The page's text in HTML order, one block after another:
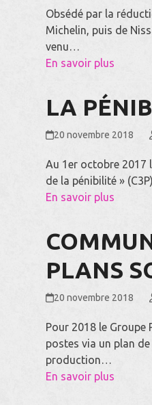
Obsédé par la
Michelin, puis de
venu…
En savoir plus
LA
20 novembre 2018
Au 1er octobre 2017
de la pénibilité »
En savoir plus
PLANS
20 novembre 2018
Pour 2018 le
postes via un plan
production…
En savoir plus